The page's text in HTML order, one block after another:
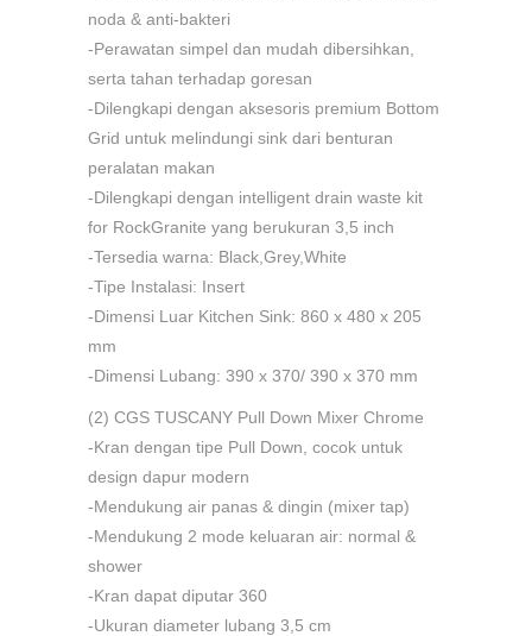
noda & anti-bakteri
-Perawatan simpel dan mudah dibersihkan,
serta tahan terhadap goresan
-Dilengkapi dengan aksesoris premium Bottom
Grid untuk melindungi sink dari benturan
peralatan makan
-Dilengkapi dengan intelligent drain waste kit
for RockGranite yang berukuran 3,5 inch
-Tersedia warna: Black,Grey,White
-Tipe Instalasi: Insert
-Dimensi Luar Kitchen Sink: 860 x 480 x 205
mm
-Dimensi Lubang: 390 x 370/ 390 x 370 mm
(2) CGS TUSCANY Pull Down Mixer Chrome
-Kran dengan tipe Pull Down, cocok untuk
design dapur modern
-Mendukung air panas & dingin (mixer tap)
-Mendukung 2 mode keluaran air: normal &
shower
-Kran dapat diputar 360
-Ukuran diameter lubang 3,5 cm